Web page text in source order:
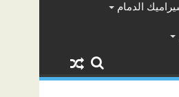
الدمام